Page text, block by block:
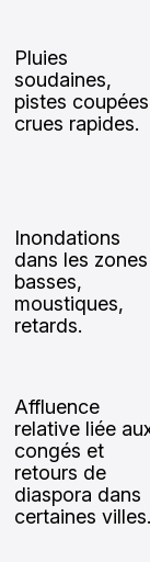
Pluies
soudaines,
pistes
crues rapides.
Inondations
dans les zones
basses,
moustiques,
retards.
Affluence
relative liée
congés et
retours de
diaspora dans
certaines villes.